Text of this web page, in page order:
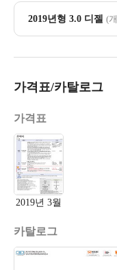
2019년형 3.0 디젤 (
가격표/카탈로그
가격표
2019년 3월
카탈로그